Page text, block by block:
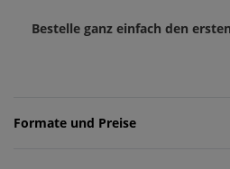
Bestelle ganz einfach den
Formate und Preise